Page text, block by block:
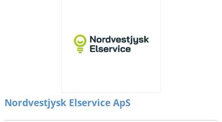
Nordvestjysk Elservice ApS